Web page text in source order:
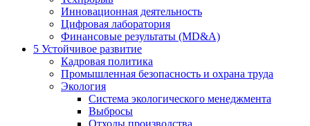
Инновационная деятельность
Цифровая лаборатория
Финансовые результаты (MD&A)
5 Устойчивое развитие
Кадровая политика
Промышленная безопасность и охрана труда
Экология
Система экологического менеджмента
Выбросы
Отходы производства